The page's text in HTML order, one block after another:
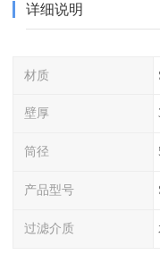
详细说明
材质
壁厚
筒径
产品型号
过滤介质